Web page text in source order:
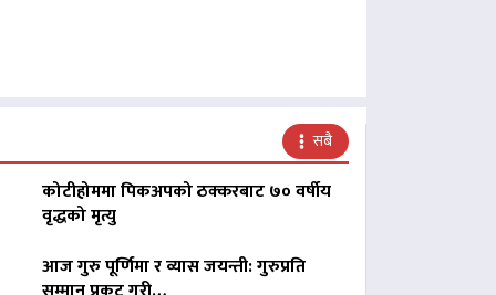
सबै
कोटीहोममा पिकअपको ठक्करबाट ७० वर्षीय
वृद्धको मृत्यु
आज गुरु पूर्णिमा र व्यास जयन्ती: गुरुप्रति